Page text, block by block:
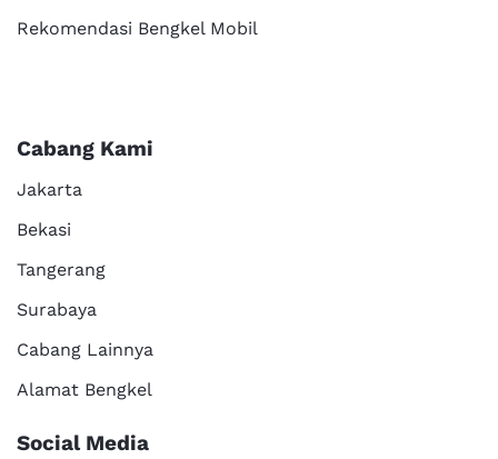
Rekomendasi Bengkel Mobil
Cabang Kami
Jakarta
Bekasi
Tangerang
Surabaya
Cabang Lainnya
Alamat Bengkel
Social Media